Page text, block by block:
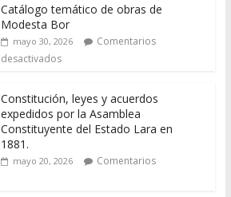
Catálogo temático de obras de
Modesta Bor
mayo 30, 2026
Comentarios
desactivados
Constitución, leyes y acuerdos
expedidos por la Asamblea
Constituyente del Estado Lara en
1881.
mayo 20, 2026
Comentarios